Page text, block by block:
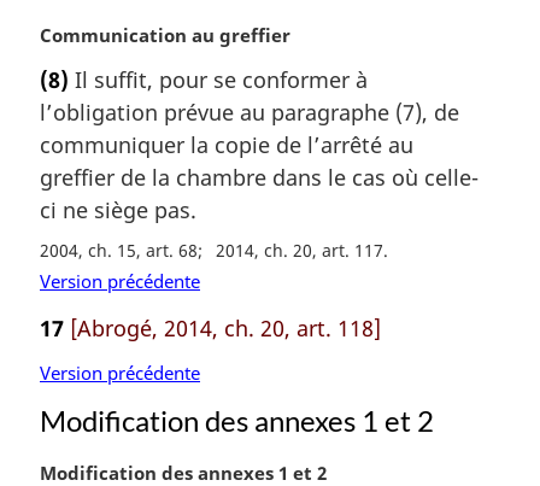
r
i
n
a
e
:
N
t
e
m
a
r
g
i
n
l
:
Communication au greffier
(8) Il suffit, pour se conformer à
l’obligation prévue au paragraphe (7), de
communiquer la copie de l’arrêté au
greffier de la chambre dans le cas où celle-
ci ne siège pas.
2004, ch. 15, art. 68 2014, ch. 20, art. 117
Version précédente
17 [Abrogé, 2014, ch. 20, art. 118]
Version précédente
Modification des annexes 1 et 2
N
Modification des annexes 1 et 2